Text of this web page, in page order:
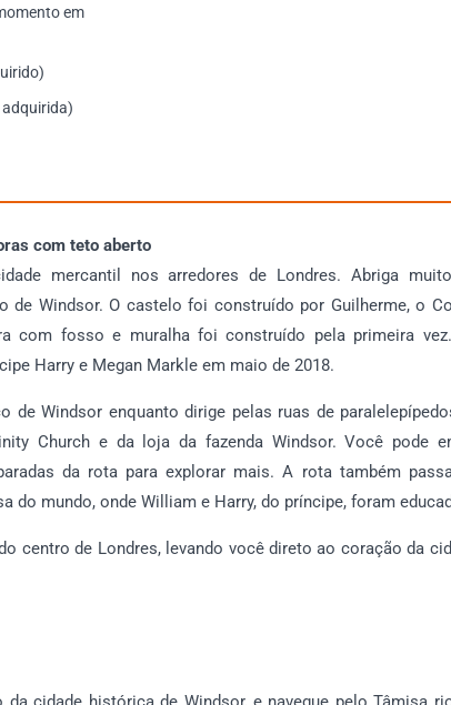
em
adquirida)
com teto aberto
mercantil nos arredores de Londres. Abriga
de Windsor. O castelo foi construído por Guilherme, o
com fosso e muralha foi construído pela primeira
Harry e Megan Markle em maio de 2018.
de Windsor enquanto dirige pelas ruas de
Church e da loja da fazenda Windsor. Você pode
da rota para explorar mais. A rota também
do mundo, onde William e Harry, do príncipe, foram
centro de Londres, levando você direto ao coração da